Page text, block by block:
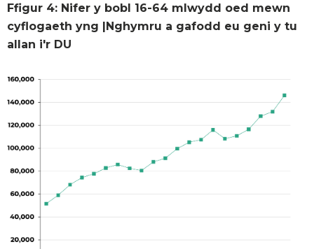
Ffigur 4: Nifer y bobl 16-64 mlwydd oed mewn
cyflogaeth yng |Nghymru a gafodd eu geni y tu
allan i'r DU